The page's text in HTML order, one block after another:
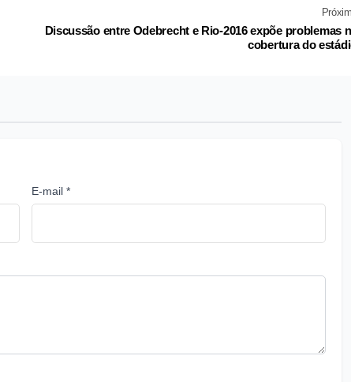
Discussão entre Odebrecht e Rio-2016 expõe problemas
cobertura do
E-mail *